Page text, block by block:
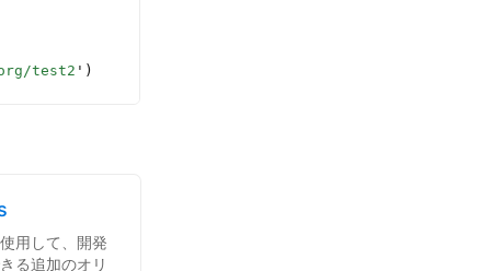
test2 ' )
用して、開発
る追加のオリ